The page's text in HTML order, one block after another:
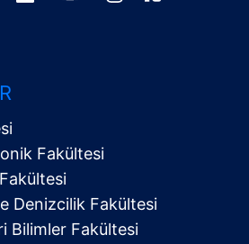
Fakültesi
Denizcilik Fakültesi
Bilimler Fakültesi